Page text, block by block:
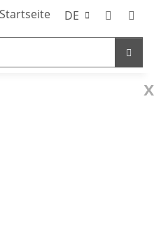
DE
x